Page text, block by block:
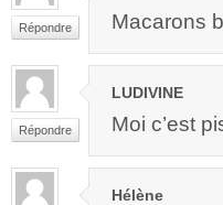
Répondre Macarons
Répondre
LUDIVINE
Moi c’est
Hélène